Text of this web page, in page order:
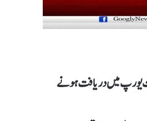
یورپ میں دریافت ہونے